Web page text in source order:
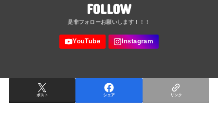
FOLLOW
ポスト シェア リンク